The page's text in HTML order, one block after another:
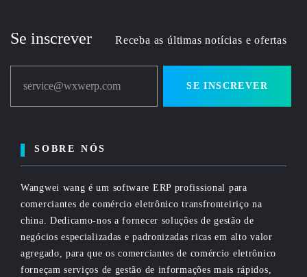
Se inscrever Receba as últimas notícias e ofertas
service@wxwerp.com SE INSCREVER
SOBRE NÓS
Wangwei wang é um software ERP profissional para
comerciantes de comércio eletrônico transfronteiriço na
china. Dedicamo-nos a fornecer soluções de gestão de
negócios especializadas e padronizadas ricas em alto valor
agregado, para que os comerciantes de comércio eletrônico
forneçam serviços de gestão de informações mais rápidos,